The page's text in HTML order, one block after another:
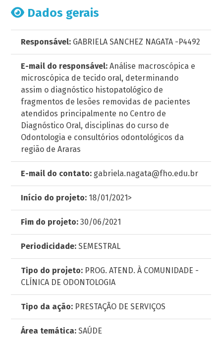
Dados gerais
Responsável: GABRIELA SANCHEZ NAGATA -P4492
E-mail do responsável: Análise macroscópica e
microscópica de tecido oral, determinando
assim o diagnóstico histopatológico de
fragmentos de lesões removidas de pacientes
atendidos principalmente no Centro de
Diagnóstico Oral, disciplinas do curso de
Odontologia e consultórios odontológicos da
região de Araras
E-mail do contato: gabriela.nagata@fho.edu.br
Início do projeto: 18/01/2021>
Fim do projeto: 30/06/2021
Periodicidade: SEMESTRAL
Tipo do projeto: PROG. ATEND. À COMUNIDADE -
CLÍNICA DE ODONTOLOGIA
Tipo da ação: PRESTAÇÃO DE SERVIÇOS
Área temática: SAÚDE